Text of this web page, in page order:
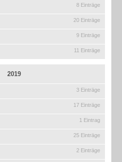
8 Einträge
20 Einträge
9 Einträge
11 Einträge
2019
3 Einträge
17 Einträge
1 Eintrag
25 Einträge
2 Einträge